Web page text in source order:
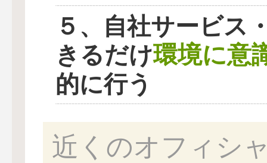
５、自社サービス
きるだけ環境に意
的に行う
近くのオフィシ